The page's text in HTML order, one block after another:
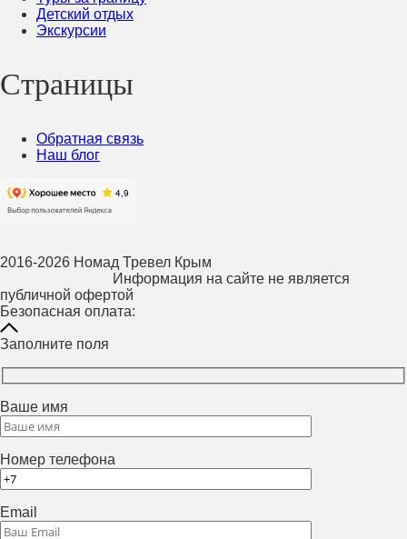
Детский отдых
Экскурсии
Страницы
Обратная связь
Наш блог
2016-2026 Номад Тревел Крым
Информация на сайте не является
публичной офертой
Безопасная оплата:
Заполните поля
Ваше имя
Номер телефона
Email